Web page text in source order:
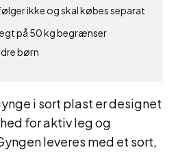
i sort plast er designet
for aktiv leg og
leveres med et sort,
ikke og skal købes separat
på 50 kg begrænser
børn